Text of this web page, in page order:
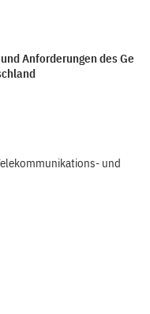
Anforderungen des Ge
und